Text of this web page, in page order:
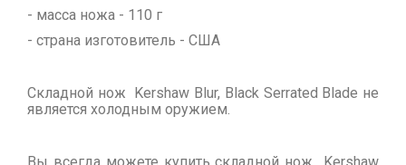
- масса ножа - 110 г
- страна изготовитель - США
Складной нож Kershaw Blur, Black Serrated Blade не
является холодным оружием.